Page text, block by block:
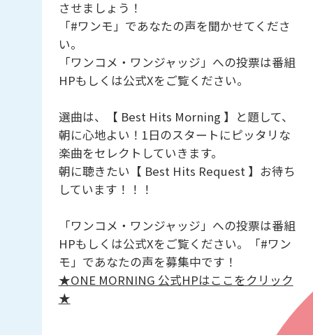
させましょう！
「#ワンモ」であなたの声を聞かせてくださ
い。
「ワンコメ・ワンジャッジ」への投票は番組
HPもしくは公式Xをご覧ください。
選曲は、【 Best Hits Morning 】と題して、
朝に心地よい！1日のスタートにピッタリな
楽曲をセレクトしていきます。
朝に聴きたい【 Best Hits Request 】お待ち
しています！！！
「ワンコメ・ワンジャッジ」への投票は番組
HPもしくは公式Xをご覧ください。「#ワン
モ」であなたの声を募集中です！
★ONE MORNING 公式HPはここをクリック
★